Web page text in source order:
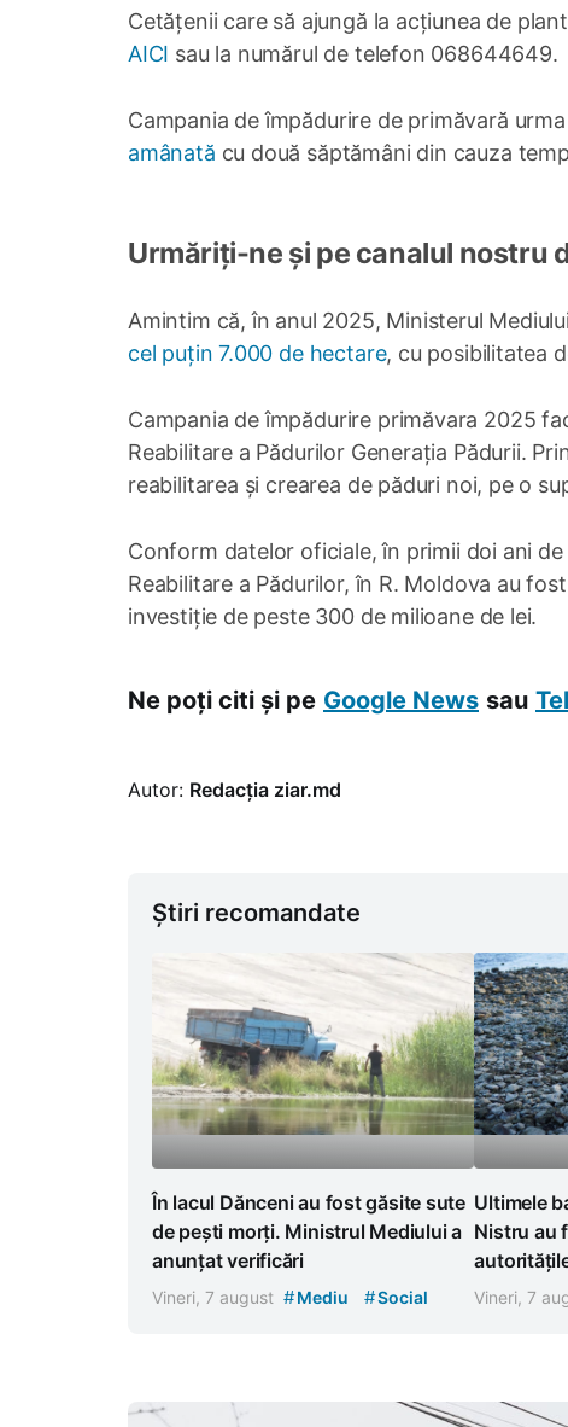
Cetățenii care să ajungă la acțiunea de
AICI sau la numărul de telefon 068644649.
Campania de împădurire de primăvară
amânată cu două săptămâni din cauza
Urmăriți-ne și pe canalul nostru
Amintim că, în anul 2025, Ministerul
cel puțin 7.000 de hectare, cu posibilitatea
Campania de împădurire primăvara 2025
Reabilitare a Pădurilor Generația Pădurii.
reabilitarea și crearea de păduri noi, pe o
Conform datelor oficiale, în primii doi ani
Reabilitare a Pădurilor, în R. Moldova au
investiție de peste 300 de milioane de lei.
Ne poți citi și pe Google News sau
Autor: Redacția ziar.md
Știri recomandate
În lacul Dănceni au fost găsite sute
de pești morți. Ministrul Mediului a
anunțat verificări
Vineri, 7 august #Mediu #Social
Ultimele
Nistru au
Vineri, 7